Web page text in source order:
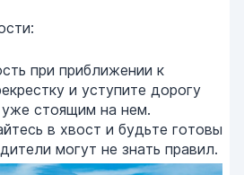
при приближении к
и уступите дорогу
стоящим на нем.
в хвост и будьте готовы
могут не знать правил.